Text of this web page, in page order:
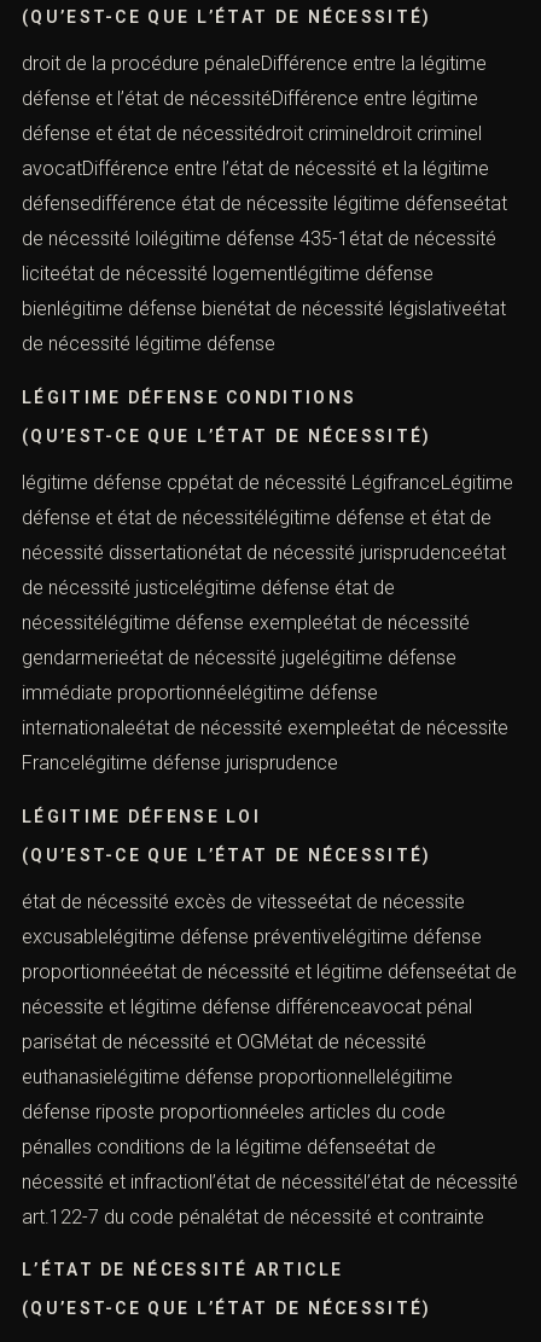
(QU’EST-CE QUE L’ÉTAT DE NÉCESSITÉ)
droit de la procédure pénaleDifférence entre la légitime
défense et l’état de nécessitéDifférence entre légitime
défense et état de nécessitédroit crimineldroit criminel
avocatDifférence entre l’état de nécessité et la légitime
défensedifférence état de nécessite légitime défenseétat
de nécessité loilégitime défense 435-1état de nécessité
liciteétat de nécessité logementlégitime défense
bienlégitime défense bienétat de nécessité législativeétat
de nécessité légitime défense
LÉGITIME DÉFENSE CONDITIONS
(QU’EST-CE QUE L’ÉTAT DE NÉCESSITÉ)
légitime défense cppétat de nécessité LégifranceLégitime
défense et état de nécessitélégitime défense et état de
nécessité dissertationétat de nécessité jurisprudenceétat
de nécessité justicelégitime défense état de
nécessitélégitime défense exempleétat de nécessité
gendarmerieétat de nécessité jugelégitime défense
immédiate proportionnéelégitime défense
internationaleétat de nécessité exempleétat de nécessite
Francelégitime défense jurisprudence
LÉGITIME DÉFENSE LOI
(QU’EST-CE QUE L’ÉTAT DE NÉCESSITÉ)
état de nécessité excès de vitesseétat de nécessite
excusablelégitime défense préventivelégitime défense
proportionnéeétat de nécessité et légitime défenseétat de
nécessite et légitime défense différenceavocat pénal
parisétat de nécessité et OGMétat de nécessité
euthanasielégitime défense proportionnellelégitime
défense riposte proportionnéeles articles du code
pénalles conditions de la légitime défenseétat de
nécessité et infractionl’état de nécessitél’état de nécessité
art.122-7 du code pénalétat de nécessité et contrainte
L’ÉTAT DE NÉCESSITÉ ARTICLE
(QU’EST-CE QUE L’ÉTAT DE NÉCESSITÉ)